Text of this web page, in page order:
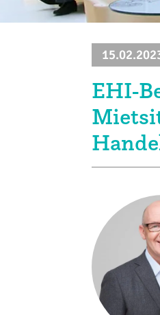
EHI-
Klima + Energie
Ladenplanung +